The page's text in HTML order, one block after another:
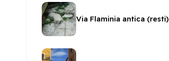
Via Flaminia antica (resti)